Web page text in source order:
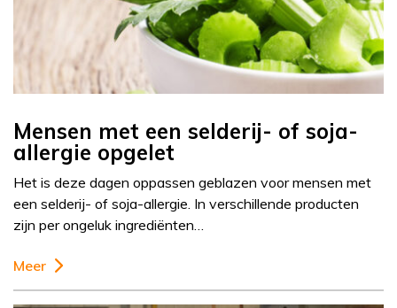
Mensen met een selderij- of soja-
allergie opgelet
Het is deze dagen oppassen geblazen voor mensen met
een selderij- of soja-allergie. In verschillende producten
zijn per ongeluk ingrediënten…
Meer